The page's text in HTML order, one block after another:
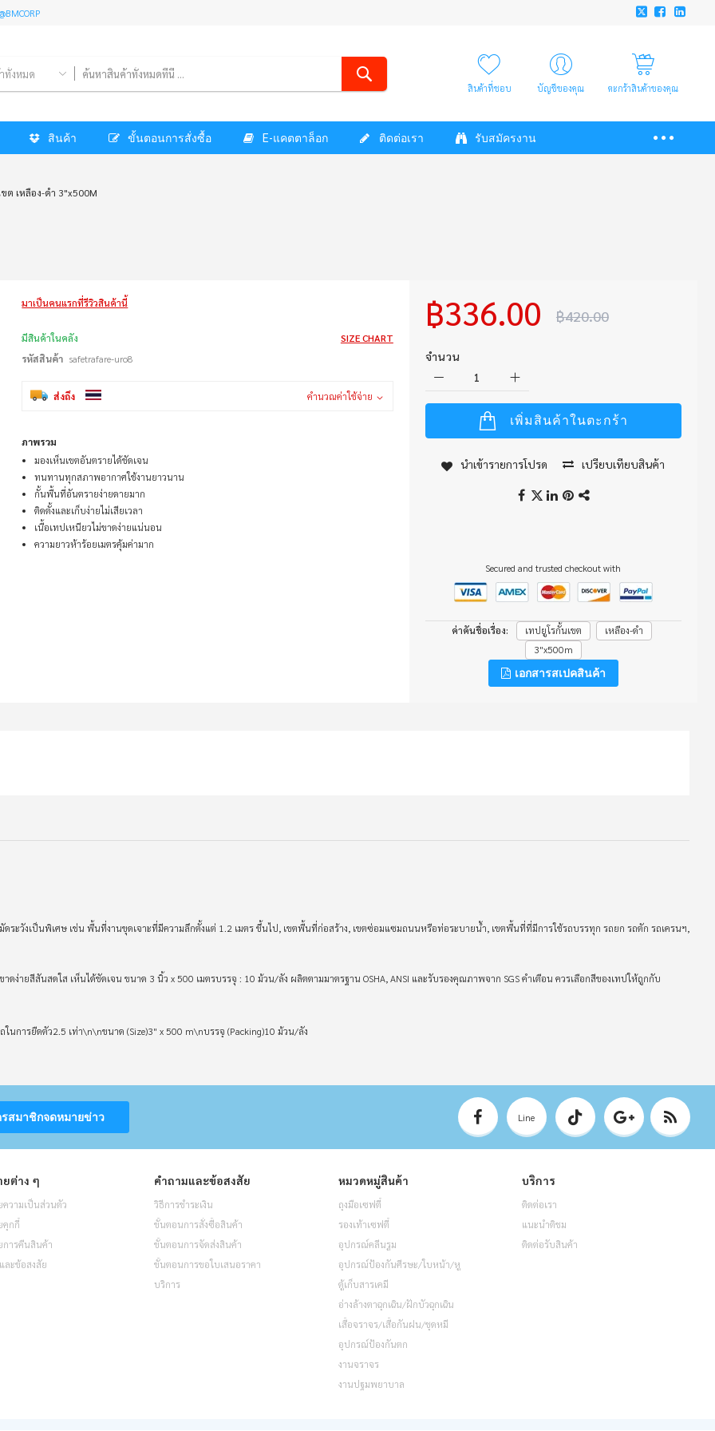
ทั้งหมด
สินค้าที่ชอบ บัญชีของคุณ ตะกร้าสินค้าของคุณ
สินค้า ขั้นตอนการสั่งซื้อ E-แคตตาล็อก ติดต่อเรา รับสมัครงาน
ขต เหลือง-ดำ 3"x500M
มาเป็นคนแรกที่รีวิวสินค้านี้
มีสินค้าในคลัง
รหัสสินค้า safetrafare-uro8
SIZE CHART
ส่งถึง คำนวณค่าใช้จ่าย
ภาพรวม
มองเห็นเขตอันตรายได้ชัดเจน
ทนทานทุกสภาพอากาศใช้งานยาวนาน
กั้นพื้นที่อันตรายง่ายดายมาก
ติดตั้งและเก็บง่ายไม่เสียเวลา
เนื้อเทปเหนียวไม่ขาดง่ายแน่นอน
ความยาวห้าร้อยเมตรคุ้มค่ามาก
฿336.00 ฿420.00
จำนวน
เพิ่มสินค้าในตะกร้า
นำเข้ารายการโปรด เปรียบเทียบสินค้า
Secured and trusted checkout with
ค่าคันชื่อเรื่อง เทปยูโรกั้นเขต
เหลือง-ดำ
3"x500m
เอกสารสเปคสินค้า
งเป็นพิเศษ เช่น พื้นที่งานขุดเจาะที่มีความลึกตั้งแต่ 1.2 เมตร ขึ้นไป, เขตพื้นที่ก่อสร้าง, เขตซ่อมแซมถนนหรือท่อระบายน้ำ, เขตพื้นที่ที่มีการใช้รถบรรทุก รถยก รถตัก รถเครนฯ,
ายสีสันสดใส เห็นได้ชัดเจน ขนาด 3 นิ้ว x 500 เมตรบรรจุ : 10 ม้วน/ลัง ผลิตตามมาตรฐาน OSHA, ANSI และรับรองคุณภาพจาก SGS คำเตือน ควรเลือกสีของเทปให้ถูกกับ
นการยืดตัว2.5 เท่า\n\nขนาด (Size)3" x 500 m\nบรรจุ (Packing)10 ม้วน/ลัง
สมาชิกจดหมายข่าว Line
ยต่าง ๆ
ความเป็นส่วนตัว
คุกกี้
การคืนสินค้า
ละข้อสงสัย
คำถามและข้อสงสัย
วิธีการชำระเงิน
ขั้นตอนการสั่งซื้อสินค้า
ขั้นตอนการจัดส่งสินค้า
ขั้นตอนการขอใบเสนอราคา
บริการ
หมวดหมู่สินค้า
ถุงมือเซฟตี้
รองเท้าเซฟตี้
อุปกรณ์คลีนรูม
อุปกรณ์ป้องกันศีรษะ/ใบหน้า/หู
ตู้เก็บสารเคมี
อ่างล้างตาฉุกเฉิน/ฝักบัวฉุกเฉิน
เสื้อจราจร/เสื้อกันฝน/ชุดหมี
อุปกรณ์ป้องกันตก
งานจราจร
งานปฐมพยาบาล
บริการ
ติดต่อเรา
แนะนำติชม
ติดต่อรับสินค้า